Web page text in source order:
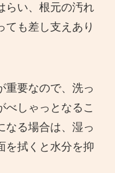
らい、根元の汚れ
ても差し支えあり
重要なので、洗っ
べしゃっとなるこ
なる場合は、湿っ
を拭くと水分を抑